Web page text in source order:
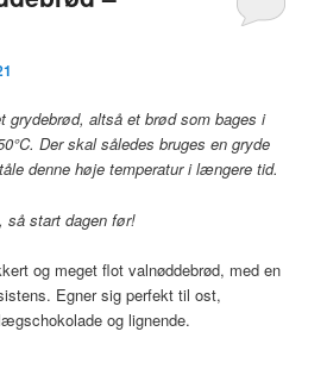
grydebrød, altså et brød som bages i
Der skal således bruges en gryde
denne høje temperatur i længere tid.
start dagen før!
og meget flot valnøddebrød, med en
Egner sig perfekt til ost,
og lignende.